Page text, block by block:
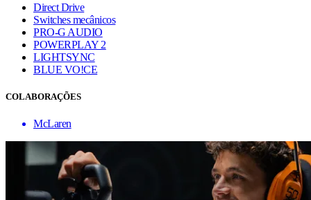
Direct Drive
Switches mecânicos
PRO-G AUDIO
POWERPLAY 2
LIGHTSYNC
BLUE VO!CE
COLABORAÇÕES
McLaren